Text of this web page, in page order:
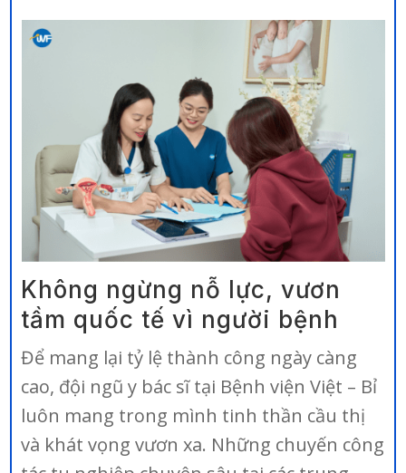
Không ngừng nỗ lực, vươn
tầm quốc tế vì người bệnh
Để mang lại tỷ lệ thành công ngày càng
cao, đội ngũ y bác sĩ tại Bệnh viện Việt – Bỉ
luôn mang trong mình tinh thần cầu thị
và khát vọng vươn xa. Những chuyến công